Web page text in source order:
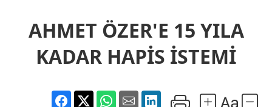
KADAR
HAPİS
AHMET ÖZER'E 15 YILA
KADAR HAPİS İSTEMİ